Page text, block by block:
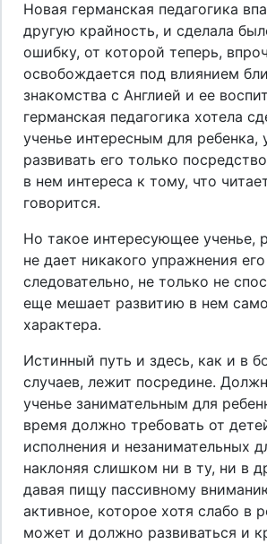
Новая германская педагогика
другую крайность, и сделала
ошибку, от которой теперь,
освобождается под влиянием
знакомства с Англией и ее
германская педагогика хотела
ученье интересным для ребенка,
развивать его только
в нем интереса к тому, что
говорится.
Но такое интересующее ученье,
не дает никакого упражнения
следовательно, не только не
еще мешает развитию в нем
характера.
Истинный путь и здесь, как и в
случаев, лежит посредине.
ученье занимательным для
время должно требовать от
исполнения и незанимательных
наклоняя слишком ни в ту, ни в
давая пищу пассивному
активное, которое хотя слабо в
может и должно развиваться и